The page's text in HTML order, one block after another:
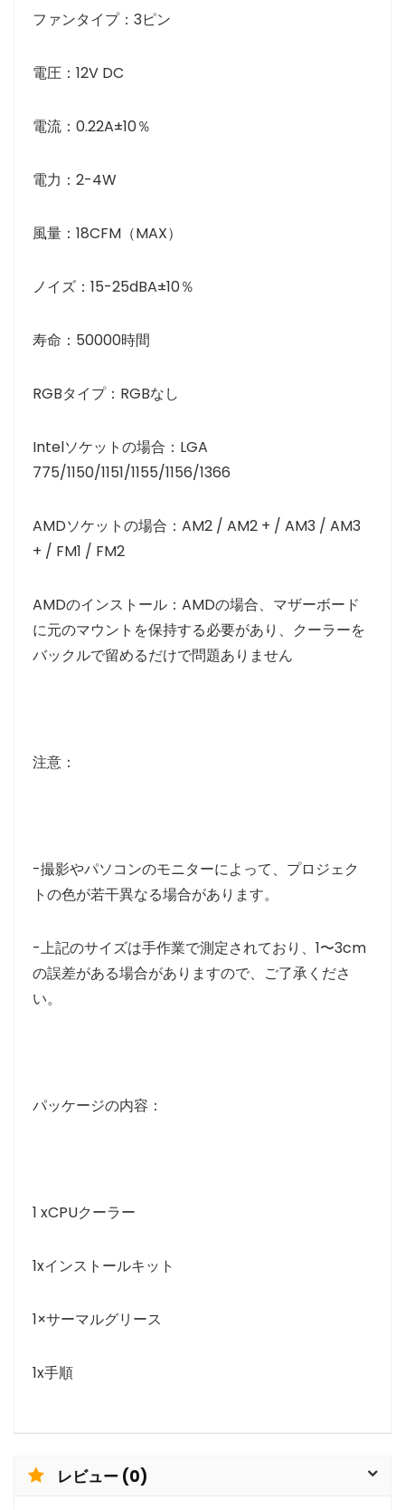
ファンタイプ：3ピン
電圧：12V DC
電流：0.22A±10％
電力：2-4W
風量：18CFM（MAX）
ノイズ：15-25dBA±10％
寿命：50000時間
RGBタイプ：RGBなし
Intelソケットの場合：LGA
775/1150/1151/1155/1156/1366
AMDソケットの場合：AM2 / AM2 + / AM3 / AM3
+ / FM1 / FM2
AMDのインストール：AMDの場合、マザーボード
に元のマウントを保持する必要があり、クーラーを
バックルで留めるだけで問題ありません
注意：
-撮影やパソコンのモニターによって、プロジェク
トの色が若干異なる場合があります。
-上記のサイズは手作業で測定されており、1〜3cm
の誤差がある場合がありますので、ご了承くださ
い。
パッケージの内容：
1 xCPUクーラー
1xインストールキット
1×サーマルグリース
1x手順
レビュー (0)